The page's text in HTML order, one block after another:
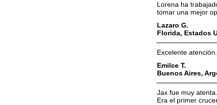
Lorena ha
tomar una mejor
Lazaro G.
Florida, Estados
Excelente
Emilce T.
Buenos Aires,
Jax fue muy
Era el primer